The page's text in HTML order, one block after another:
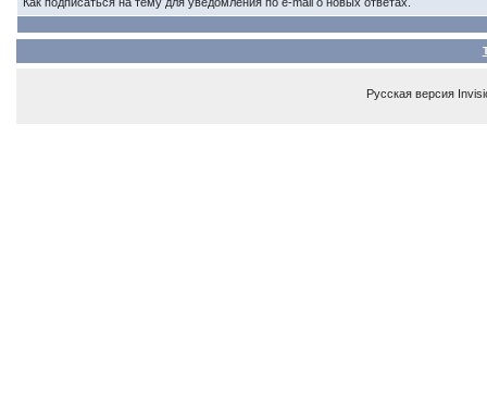
Русская версия